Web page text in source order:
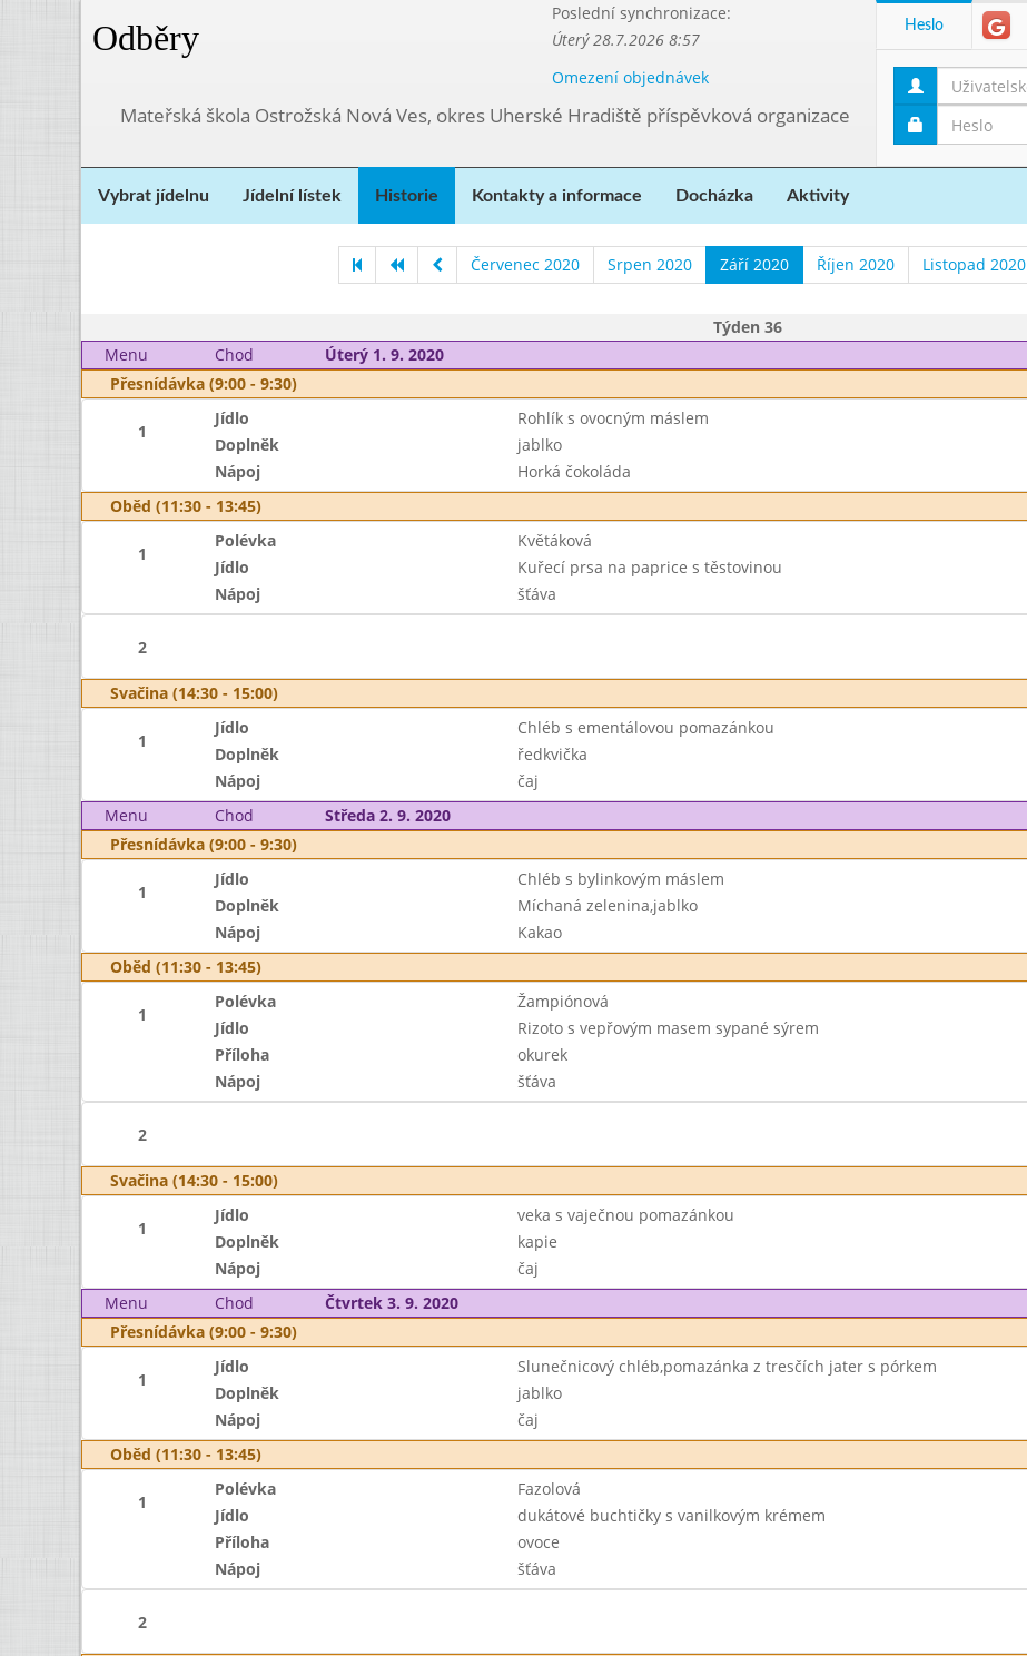
Odběry
Poslední synchronizace:
Úterý 28.7.2026 8:57
Omezení objednávek
Mateřská škola Ostrožská Nová Ves, okres Uherské Hradiště příspěvková organizace
Heslo
Vybrat jídelnu Jídelní lístek Historie Kontakty a informace Docházka Aktivity
Červenec 2020 Srpen 2020 Září 2020 Říjen 2020 Listopad 2020
Týden 36
Menu
Chod Úterý 1. 9. 2020
Přesnídávka (9:00 - 9:30)
1
Jídlo Rohlík s ovocným máslem
Doplněk
jablko
Nápoj
Horká čokoláda
Oběd (11:30 - 13:45)
1
Polévka Květáková
Jídlo
Kuřecí prsa na paprice s těstovinou
Nápoj
šťáva
2
Svačina (14:30 - 15:00)
1
Jídlo Chléb s ementálovou pomazánkou
Doplněk
ředkvička
Nápoj
čaj
Menu
Chod Středa 2. 9. 2020
Přesnídávka (9:00 - 9:30)
1
Jídlo Chléb s bylinkovým máslem
Doplněk
Míchaná zelenina,jablko
Nápoj
Kakao
Oběd (11:30 - 13:45)
1
Polévka Žampiónová
Jídlo
Rizoto s vepřovým masem sypané sýrem
Příloha
okurek
Nápoj
šťáva
2
Svačina (14:30 - 15:00)
1
Jídlo veka s vaječnou pomazánkou
Doplněk
kapie
Nápoj
čaj
Menu
Chod Čtvrtek 3. 9. 2020
Přesnídávka (9:00 - 9:30)
1
Jídlo Slunečnicový chléb,pomazánka z tresčích jater s pórkem
Doplněk
jablko
Nápoj
čaj
Oběd (11:30 - 13:45)
1
Polévka Fazolová
Jídlo
dukátové buchtičky s vanilkovým krémem
Příloha
ovoce
Nápoj
šťáva
2